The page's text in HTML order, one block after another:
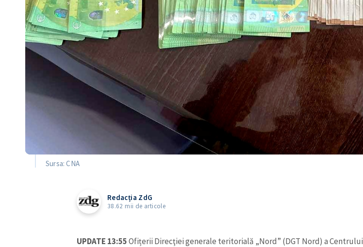
Sursa: CNA
Redacția ZdG
38.62 mii de articole
UPDATE 13:55Ofițerii Direcţiei generale teritorială „Nord” (DGT Nord) a Centrului